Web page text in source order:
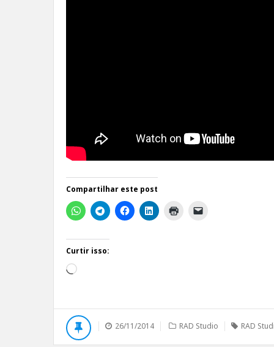
Compartilhar este post
Curtir isso:
Carregando...
26/11/2014 RAD Studio RAD